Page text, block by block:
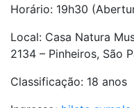
Horário: 19h30
Local: Casa Natura
2134 – Pinheiros, São
Classificação: 18 anos